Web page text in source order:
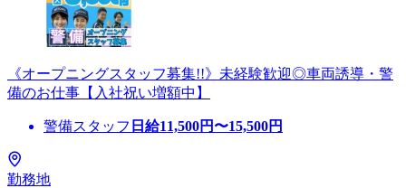
《オープニングスタッフ募集!!》未経験歓迎◎車両誘導・警
備のお仕事【入社祝い増額中】
警備スタッフ 日給11,500円〜15,500円
勤務地